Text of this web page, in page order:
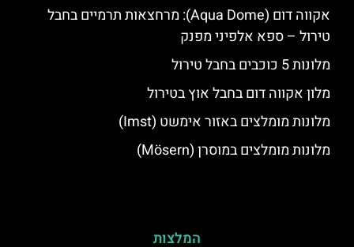
אקווה דום (Aqua Dome): מרחצאות תרמיים בחבל
טירול – ספא אלפיני מפנק
מלונות 5 כוכבים בחבל טירול
מלון אקווה דום בחבל אוץ בטירול
מלונות מומלצים באזור אימשט (Imst)
מלונות מומלצים במוסרן (Mösern)
המלצות